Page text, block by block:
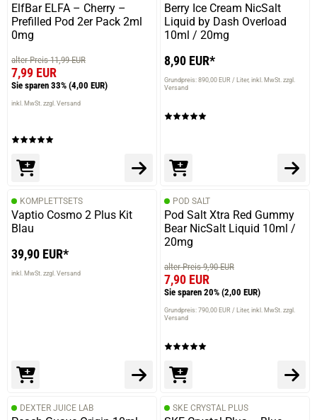
ElfBar ELFA – Cherry –
Prefilled Pod 2er Pack 2ml
0mg
alter Preis 11,99 EUR
7,99 EUR
Sie sparen 33% (4,00 EUR)
inkl. MwSt. zzgl. Versand
Berry Ice Cream NicSalt
Liquid by Dash Overload
10ml / 20mg
8,90 EUR*
Grundpreis: 890,00 EUR / Liter inkl. MwSt. zzgl.
Versand
KOMPLETTSETS
Vaptio Cosmo 2 Plus Kit
Blau
39,90 EUR*
inkl. MwSt. zzgl. Versand
POD SALT
Pod Salt Xtra Red Gummy
Bear NicSalt Liquid 10ml /
20mg
alter Preis 9,90 EUR
7,90 EUR
Sie sparen 20% (2,00 EUR)
Grundpreis: 790,00 EUR / Liter inkl. MwSt. zzgl.
Versand
DEXTER JUICE LAB SKE CRYSTAL PLUS